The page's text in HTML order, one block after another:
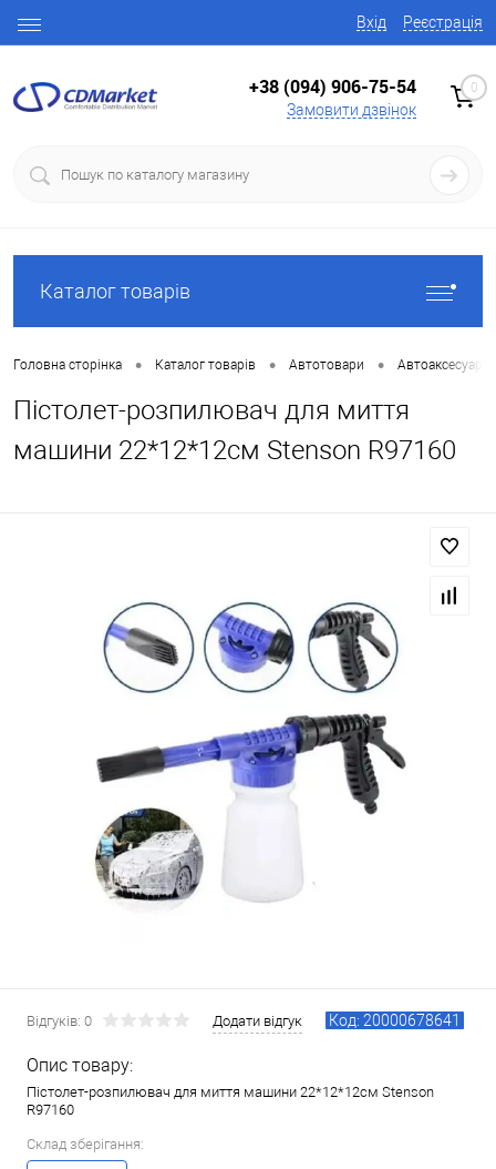
Вхід Реєстрація
+38 (094) 906-75-54
Замовити дзвінок
0
Каталог товарів
Головна сторінка • Каталог товарів • Автотовари • Автоаксесуари
Пістолет-розпилювач для миття
машини 22*12*12см Stenson R97160
Відгуків: 0 Додати відгук Код: 20000678641
Опис товару:
Пістолет-розпилювач для миття машини 22*12*12см Stenson
R97160
Склад зберігання: